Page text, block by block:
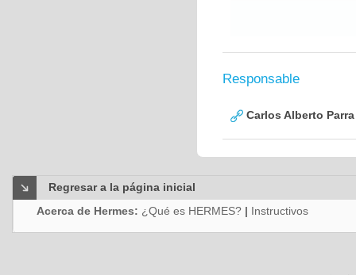
Responsable
Carlos Alberto
Regresar a la página inicial
Acerca de Hermes: ¿Qué es HERMES? | Instructivos